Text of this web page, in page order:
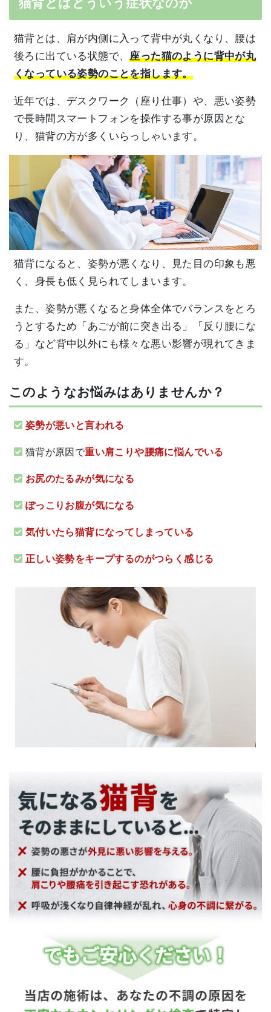
猫背とは、肩が内側に入って背中が丸くなり、腰は
後ろに出ている状態で、座った猫のように背中が丸
くなっている姿勢のことを指します。
近年では、デスクワーク（座り仕事）や、悪い姿勢
で長時間スマートフォンを操作する事が原因とな
り、猫背の方が多くいらっしゃいます。
猫背になると、姿勢が悪くなり、見た目の印象も悪
く、身長も低く見られてしまいます。
また、姿勢が悪くなると身体全体でバランスをとろ
うとするため「あごが前に突き出る」「反り腰にな
る」など背中以外にも様々な悪い影響が現れてきま
す。
このようなお悩みはありませんか？
姿勢が悪いと言われる
猫背が原因で重い肩こりや腰痛に悩んでいる
お尻のたるみが気になる
ぽっこりお腹が気になる
気付いたら猫背になってしまっている
正しい姿勢をキープするのがつらく感じる